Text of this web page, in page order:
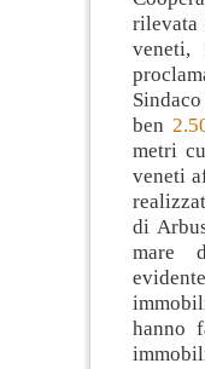
rilevata
veneti,
ben
metri
veneti
di
mare
hanno